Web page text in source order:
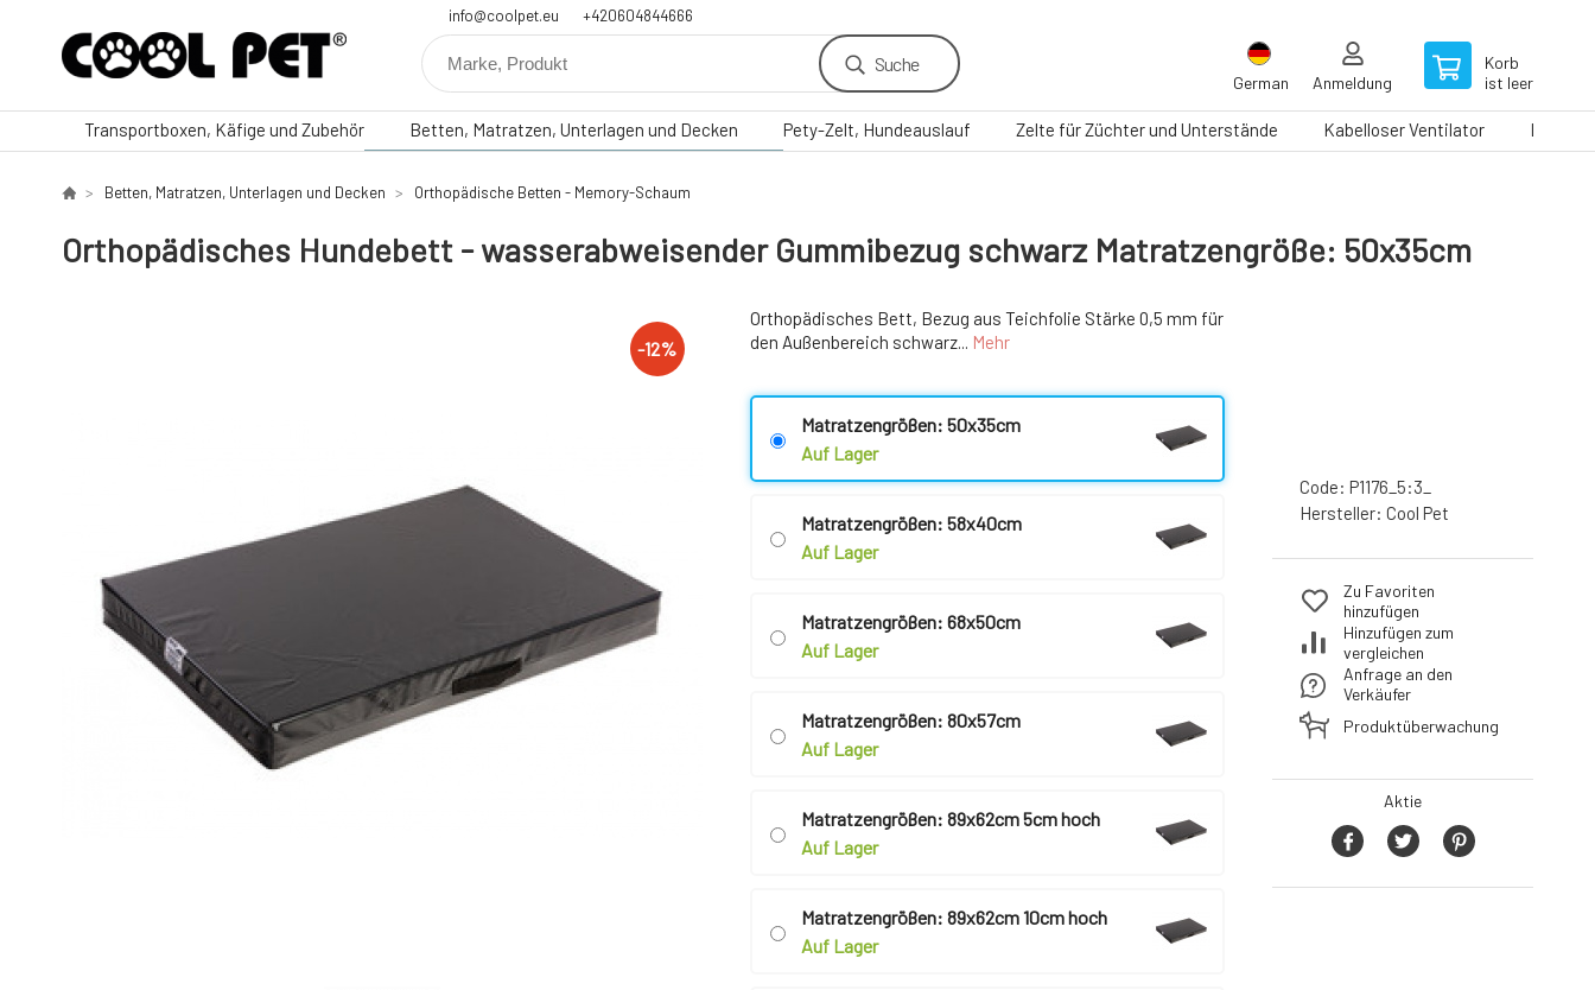
info@coolpet.eu +420604844666
Suche
German Anmeldung
Korb
ist leer
Transportboxen, Käfige und Zubehör Betten, Matratzen, Unterlagen und Decken Pety-Zelt, Hundeauslauf Zelte für Züchter und Unterstände Kabelloser Ventilator
Betten, Matratzen, Unterlagen und Decken Orthopädische Betten - Memory-Schaum
Orthopädisches Hundebett - wasserabweisender Gummibezug schwarz Matratzengröße: 50x35cm
-12%
Orthopädisches Bett, Bezug aus Teichfolie Stärke 0,5 mm für
den Außenbereich schwarz... Mehr
Matratzengrößen: 50x35cm
Auf Lager
Matratzengrößen: 58x40cm
Auf Lager
Matratzengrößen: 68x50cm
Auf Lager
Matratzengrößen: 80x57cm
Auf Lager
Matratzengrößen: 89x62cm 5cm hoch
Auf Lager
Matratzengrößen: 89x62cm 10cm hoch
Auf Lager
Code: P1176_5:3_
Hersteller: Cool Pet
Zu Favoriten
hinzufügen
Hinzufügen zum
vergleichen
Anfrage an den
Verkäufer
Produktüberwachung
Aktie